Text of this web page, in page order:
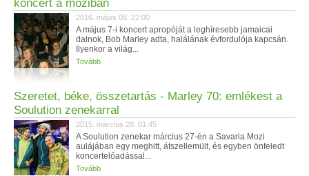
koncert a moziban
2016. május 08. 22:00
A május 7-i koncert apropóját a leghíresebb jamaicai
dalnok, Bob Marley adta, halálának évfordulója kapcsán.
Ilyenkor a világ...
Tovább
Szeretet, béke, összetartás - Marley 70: emlékest a
Soulution zenekarral
2015. március 28. 01:45
A Soulution zenekar március 27-én a Savaria Mozi
aulájában egy meghitt, átszellemült, és egyben önfeledt
koncertelőadással...
Tovább